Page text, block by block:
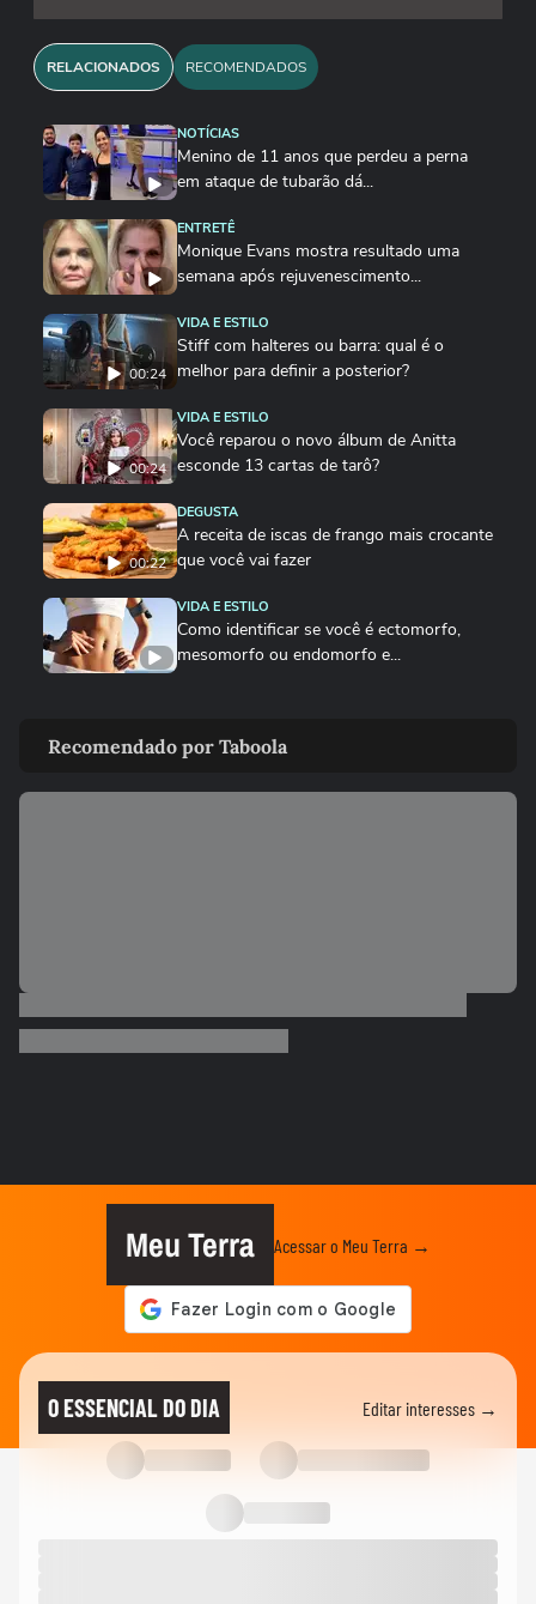
RELACIONADOS RECOMENDADOS
NOTÍCIAS
Menino de 11 anos que perdeu a perna
em ataque de tubarão dá...
ENTRETÊ
Monique Evans mostra resultado uma
semana após rejuvenescimento...
00:24
VIDA E ESTILO
Stiff com halteres ou barra: qual é o
melhor para definir a posterior?
00:24
VIDA E ESTILO
Você reparou o novo álbum de Anitta
esconde 13 cartas de tarô?
00:22
DEGUSTA
A receita de iscas de frango mais crocante
que você vai fazer
VIDA E ESTILO
Como identificar se você é ectomorfo,
mesomorfo ou endomorfo e...
DEGUSTA
'Comecei por necessidade de criança':
artista transforma tubos de...
Dia dos Pais: veja looks de papais
famosos em chá de bebê,...
Menina russa se surpreende ao ganhar
doces e bolo em aniversário em SP
Recomendado por Taboola
Meu Terra Acessar o Meu Terra →
O ESSENCIAL DO DIA Editar interesses →